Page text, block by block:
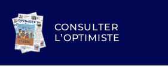
CONSULTER
L’OPTIMISTE